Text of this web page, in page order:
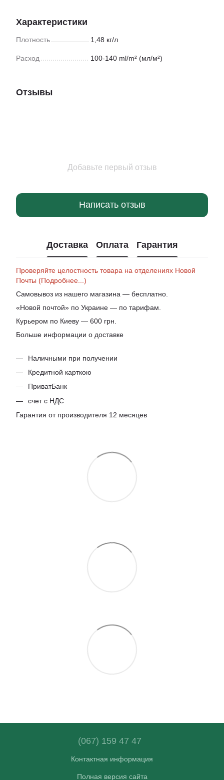
Характеристики
Плотность 1,48 кг/л
Расход 100-140 ml/m² (мл/м²)
Отзывы
Добавьте первый отзыв
Написать отзыв
Доставка Оплата Гарантия
Проверяйте целостность товара на отделениях Новой
Почты (Подробнее...)
Самовывоз из нашего магазина — бесплатно.
«Новой почтой» по Украине — по тарифам.
Курьером по Киеву — 600 грн.
Больше информации о доставке
Наличными при получении
Кредитной карткою
ПриватБанк
счет с НДС
Гарантия от производителя 12 месяцев
(067) 159 47 47
Контактная информация
Полная версия сайта